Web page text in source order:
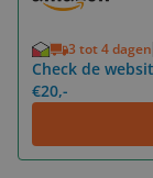
3 tot 4 dagen
Check de
€20,-